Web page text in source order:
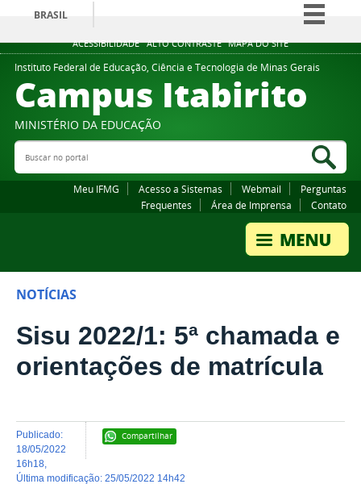
ACESSIBILIDADE ALTO CONTRASTE MAPA DO SITE
BRASIL
Simplifique!
Comunica BR
Participe
Legislação
Instituto Federal de Educação, Ciência e Tecnologia de Minas Gerais
Campus Itabirito
MINISTÉRIO DA EDUCAÇÃO
Buscar no portal
Meu IFMG Acesso a Sistemas Webmail
Perguntas
Frequentes
Área de Imprensa Contato
NOTÍCIAS
Sisu 2022/1: 5ª chamada e
orientações de matrícula
Compartilhar
publicado:
18/05/2022
16h18
última modificação: 25/05/2022 14h42